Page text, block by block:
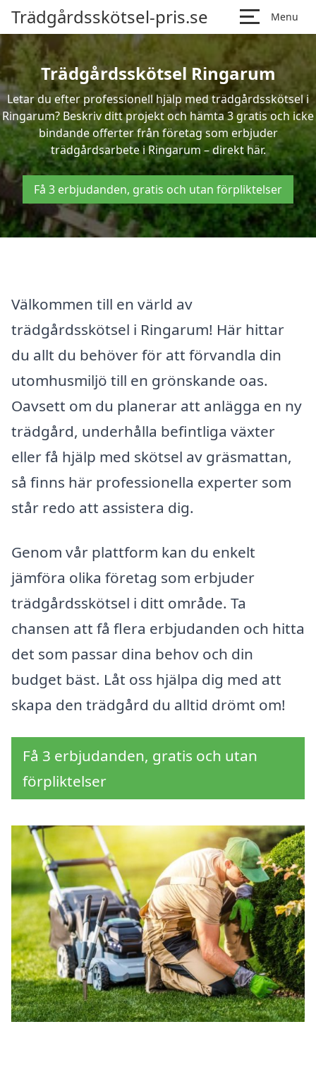
Trädgårdsskötsel-pris.se Menu
Trädgårdsskötsel Ringarum
Letar du efter professionell hjälp med trädgårdsskötsel i
Ringarum? Beskriv ditt projekt och hämta 3 gratis och icke
bindande offerter från företag som erbjuder
trädgårdsarbete i Ringarum – direkt här.
Få 3 erbjudanden, gratis och utan förpliktelser
Välkommen till en värld av
trädgårdsskötsel i Ringarum! Här hittar
du allt du behöver för att förvandla din
utomhusmiljö till en grönskande oas.
Oavsett om du planerar att anlägga en ny
trädgård, underhålla befintliga växter
eller få hjälp med skötsel av gräsmattan,
så finns här professionella experter som
står redo att assistera dig.
Genom vår plattform kan du enkelt
jämföra olika företag som erbjuder
trädgårdsskötsel i ditt område. Ta
chansen att få flera erbjudanden och hitta
det som passar dina behov och din
budget bäst. Låt oss hjälpa dig med att
skapa den trädgård du alltid drömt om!
Få 3 erbjudanden, gratis och utan
förpliktelser